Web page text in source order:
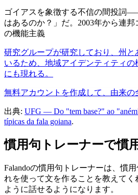
ゴイアスを象徴する不信の間投詞
はあるのか？」だ。2003年から連邦
の機能主義
研究グループが研究しており、州と
いるため、地域アイデンティティ
にも現れる。
無料アカウントを作成して、由来の
出典: UFG — Do "tem base?" ao
típicas da fala goiana.
慣用句トレーナーで慣
Falandoの慣用句トレーナーは、慣
れを使って文を作ることを教えて
ように話せるようになります。